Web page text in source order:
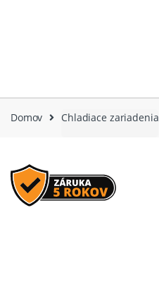
Domov Chladiace zariadenia